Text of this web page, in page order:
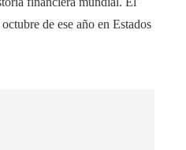
de ese año en Estados